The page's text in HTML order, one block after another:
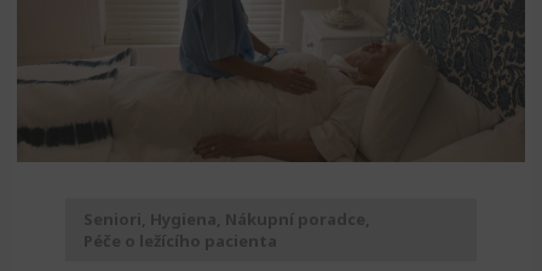
Seniori, Hygiena, Nákupní poradce,
Péče o ležícího pacienta